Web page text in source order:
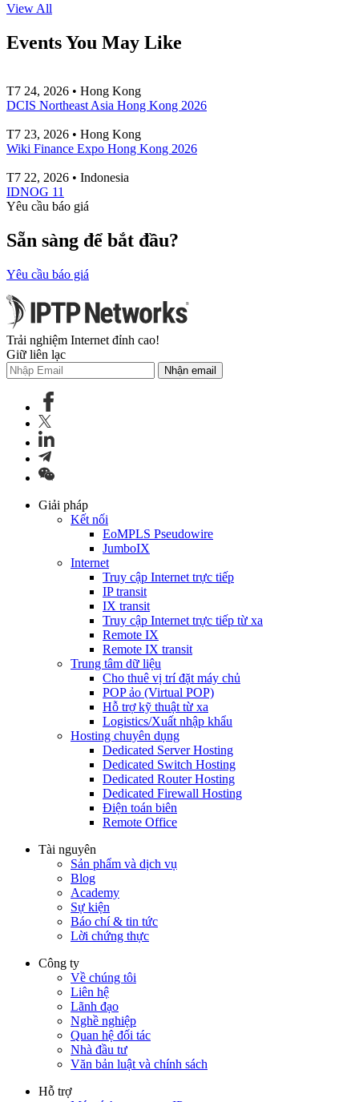
View All
Events You May Like
T7 24, 2026 • Hong Kong
DCIS Northeast Asia Hong Kong 2026
T7 23, 2026 • Hong Kong
Wiki Finance Expo Hong Kong 2026
T7 22, 2026 • Indonesia
IDNOG 11
Yêu cầu báo giá
Sẵn sàng để bắt đầu?
Yêu cầu báo giá
Trải nghiệm Internet đỉnh cao!
Giữ liên lạc
Nhận email
Giải pháp
Kết nối
EoMPLS Pseudowire
JumboIX
Internet
Truy cập Internet trực tiếp
IP transit
IX transit
Truy cập Internet trực tiếp từ xa
Remote IX
Remote IX transit
Trung tâm dữ liệu
Cho thuê vị trí đặt máy chủ
POP ảo (Virtual POP)
Hỗ trợ kỹ thuật từ xa
Logistics/Xuất nhập khẩu
Hosting chuyên dụng
Dedicated Server Hosting
Dedicated Switch Hosting
Dedicated Router Hosting
Dedicated Firewall Hosting
Điện toán biên
Remote Office
Tài nguyên
Sản phẩm và dịch vụ
Blog
Academy
Sự kiện
Báo chí & tin tức
Lời chứng thực
Công ty
Về chúng tôi
Liên hệ
Lãnh đạo
Nghề nghiệp
Quan hệ đối tác
Nhà đầu tư
Văn bản luật và chính sách
Hỗ trợ